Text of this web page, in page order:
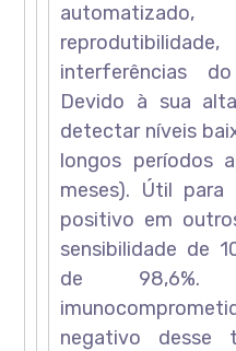
interferências
Devido à sua
detectar níveis
longos períodos
meses). Útil para
positivo em
sensibilidade de
de 98,6%.
negativo desse